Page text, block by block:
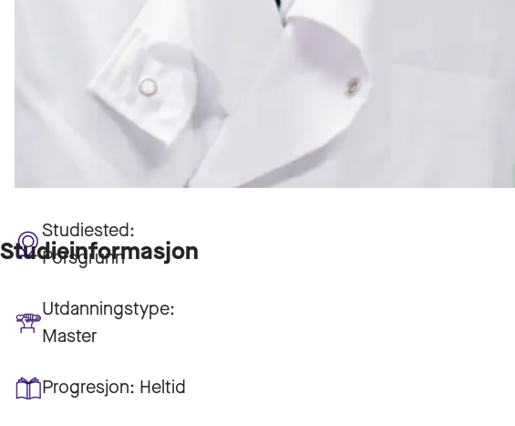
Studieinformasjon
Studiested:
Porsgrunn
Utdanningstype:
Master
Progresjon: Heltid